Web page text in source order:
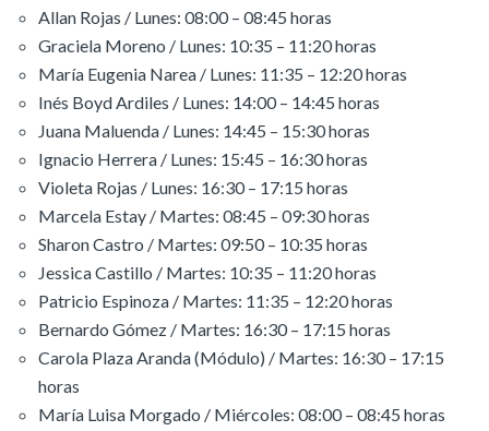
Allan Rojas / Lunes: 08:00 – 08:45 horas
Graciela Moreno / Lunes: 10:35 – 11:20 horas
María Eugenia Narea / Lunes: 11:35 – 12:20 horas
Inés Boyd Ardiles / Lunes: 14:00 – 14:45 horas
Juana Maluenda / Lunes: 14:45 – 15:30 horas
Ignacio Herrera / Lunes: 15:45 – 16:30 horas
Violeta Rojas / Lunes: 16:30 – 17:15 horas
Marcela Estay / Martes: 08:45 – 09:30 horas
Sharon Castro / Martes: 09:50 – 10:35 horas
Jessica Castillo / Martes: 10:35 – 11:20 horas
Patricio Espinoza / Martes: 11:35 – 12:20 horas
Bernardo Gómez / Martes: 16:30 – 17:15 horas
Carola Plaza Aranda (Módulo) / Martes: 16:30 – 17:15
horas
María Luisa Morgado / Miércoles: 08:00 – 08:45 horas